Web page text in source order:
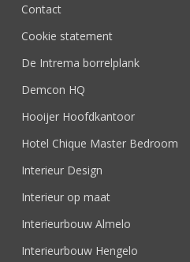
Contact
Cookie statement
De Intrema borrelplank
Demcon HQ
Hooijer Hoofdkantoor
Hotel Chique Master Bedroom
Interieur Design
Interieur op maat
Interieurbouw Almelo
Interieurbouw Hengelo